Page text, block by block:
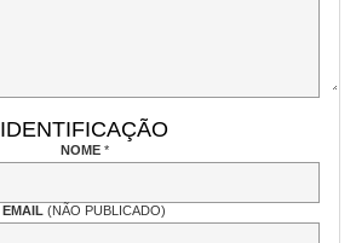
IDENTIFICAÇÃO
NOME *
EMAIL(NÃO PUBLICADO)